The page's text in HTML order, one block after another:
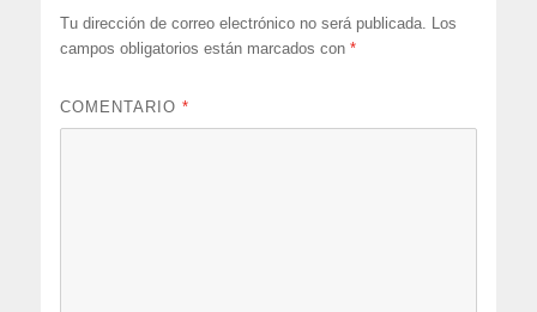
Tu dirección de correo electrónico no será publicada. Los
campos obligatorios están marcados con*
COMENTARIO*